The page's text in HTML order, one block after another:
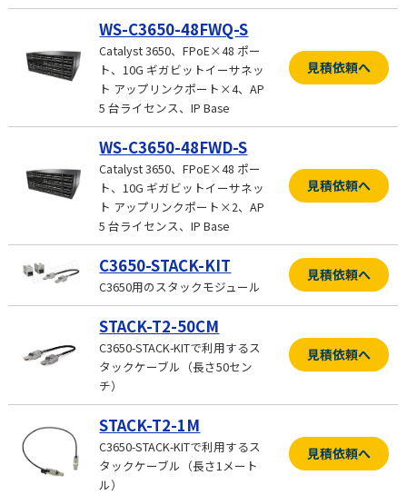
WS-C3650-48FWQ-S
Catalyst 3650、FPoE×48 ポー
ト、10G ギガビットイーサネッ
ト アップリンクポート×4、AP
5 台ライセンス、IP Base
見積依頼へ
WS-C3650-48FWD-S
Catalyst 3650、FPoE×48 ポー
ト、10G ギガビットイーサネッ
ト アップリンクポート×2、AP
5 台ライセンス、IP Base
見積依頼へ
C3650-STACK-KIT
C3650用のスタックモジュール
見積依頼へ
STACK-T2-50CM
C3650-STACK-KITで利用するス
タックケーブル（長さ50セン
チ）
見積依頼へ
STACK-T2-1M
C3650-STACK-KITで利用するス
タックケーブル（長さ1メート
ル）
見積依頼へ